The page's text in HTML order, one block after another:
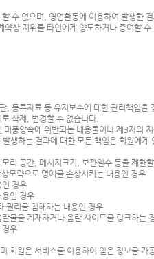
수 없으며, 영업활동에 이용하여 발생한
상 지위를 타인에게 양도하거나 증여할
, 등록자료 등 유지보수에 대한 관리책임을
삭제, 변경할 수 없습니다.
풍양속에 위반되는 내용물이나 제3자의
생하는 결과에 대한 모든 책임은 회원에게
리 공간, 메시지크기, 보관일수 등을 제
모략으로 명예를 손상시키는 내용인 경우
인 경우
인 경우
권리를 침해하는 내용인 경우
물을 게재하거나 음란 사이트를 링크하는
경우
회원은 서비스를 이용하여 얻은 정보를